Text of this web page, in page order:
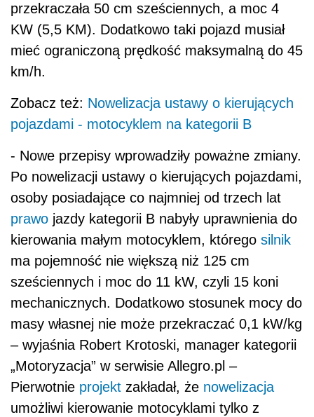
przekraczała 50 cm sześciennych, a moc 4
KW (5,5 KM). Dodatkowo taki pojazd musiał
mieć ograniczoną prędkość maksymalną do 45
km/h.
Zobacz też: Nowelizacja ustawy o kierujących
pojazdami - motocyklem na kategorii B
- Nowe przepisy wprowadziły poważne zmiany.
Po nowelizacji ustawy o kierujących pojazdami,
osoby posiadające co najmniej od trzech lat
prawo jazdy kategorii B nabyły uprawnienia do
kierowania małym motocyklem, którego silnik
ma pojemność nie większą niż 125 cm
sześciennych i moc do 11 kW, czyli 15 koni
mechanicznych. Dodatkowo stosunek mocy do
masy własnej nie może przekraczać 0,1 kW/kg
– wyjaśnia Robert Krotoski, manager kategorii
„Motoryzacja” w serwisie Allegro.pl –
Pierwotnie projekt zakładał, że nowelizacja
umożliwi kierowanie motocyklami tylko z